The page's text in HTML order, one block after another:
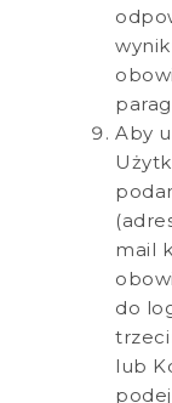
Aby
mail
do
lub